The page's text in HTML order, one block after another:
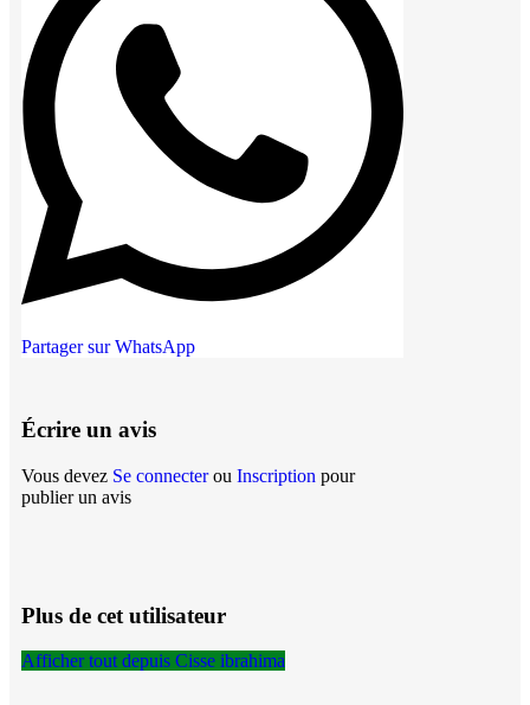
Partager sur WhatsApp
Écrire un avis
Vous devez Se connecterou Inscription pour
publier un avis
Plus de cet utilisateur
Afficher tout depuis Cisse ibrahima